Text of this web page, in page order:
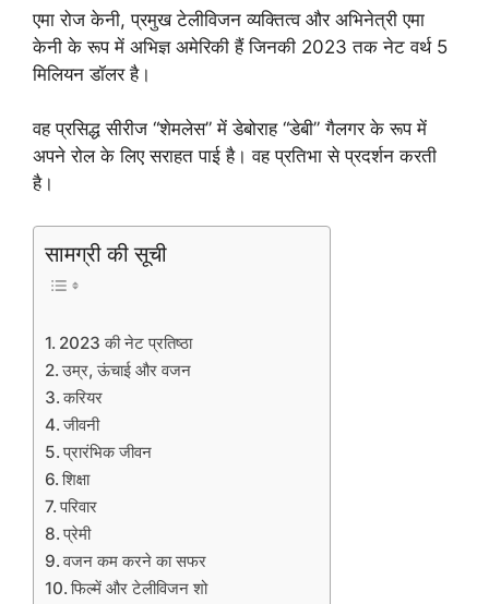
एमा रोज केनी, प्रमुख टेलीविजन व्यक्तित्व और अभिनेत्री एमा
केनी के रूप में अभिज्ञ अमेरिकी हैं जिनकी 2023 तक नेट वर्थ 5
मिलियन डॉलर है।
वह प्रसिद्ध सीरीज “शेमलेस” में डेबोराह “डेबी” गैलगर के रूप में
अपने रोल के लिए सराहत पाई है। वह प्रतिभा से प्रदर्शन करती
है।
सामग्री की सूची
2023 की नेट प्रतिष्ठा
उम्र, ऊंचाई और वजन
करियर
जीवनी
प्रारंभिक जीवन
शिक्षा
परिवार
प्रेमी
वजन कम करने का सफर
फिल्में और टेलीविजन शो